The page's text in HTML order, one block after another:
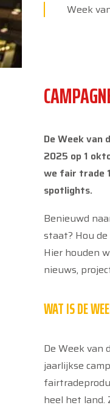
Week
De Week van
2025 op 1
we fair trade
spotlights.
Benieuwd
staat? Hou
Hier houden
nieuws,
WAT IS DE
De Week van
jaarlijkse
heel het land.